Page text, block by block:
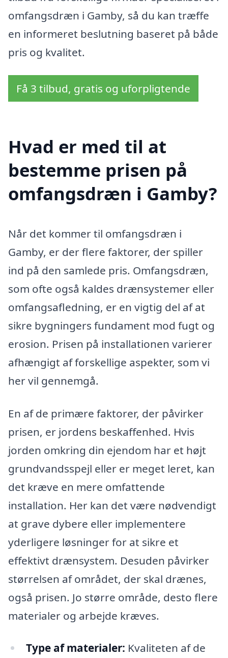
omfangsdræn i Gamby, så du kan træffe
en informeret beslutning baseret på både
pris og kvalitet.
Få 3 tilbud, gratis og uforpligtende
Hvad er med til at
bestemme prisen på
omfangsdræn i Gamby?
Når det kommer til omfangsdræn i
Gamby, er der flere faktorer, der spiller
ind på den samlede pris. Omfangsdræn,
som ofte også kaldes drænsystemer eller
omfangsafledning, er en vigtig del af at
sikre bygningers fundament mod fugt og
erosion. Prisen på installationen varierer
afhængigt af forskellige aspekter, som vi
her vil gennemgå.
En af de primære faktorer, der påvirker
prisen, er jordens beskaffenhed. Hvis
jorden omkring din ejendom har et højt
grundvandsspejl eller er meget leret, kan
det kræve en mere omfattende
installation. Her kan det være nødvendigt
at grave dybere eller implementere
yderligere løsninger for at sikre et
effektivt drænsystem. Desuden påvirker
størrelsen af området, der skal drænes,
også prisen. Jo større område, desto flere
materialer og arbejde kræves.
Type af materialer: Kvaliteten af de